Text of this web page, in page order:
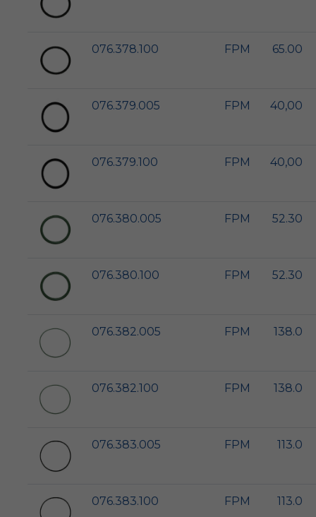
076.378.100 FPM 65.00
076.379.005 FPM 40,00
076.379.100 FPM 40,00
076.380.005 FPM 52.30
076.380.100 FPM 52.30
076.382.005 FPM 138.0
076.382.100 FPM 138.0
076.383.005 FPM 113.0
076.383.100 FPM 113.0